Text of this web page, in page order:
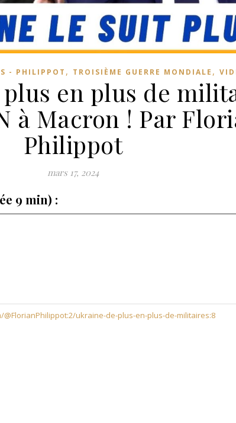
- PHILIPPOT , TROISIÈME GUERRE MONDIALE ,
en plus de
à Macron ! Par
Philippot
mars 17, 2024
9 min) :
ukraine-de-plus-en-plus-de-militaires:8